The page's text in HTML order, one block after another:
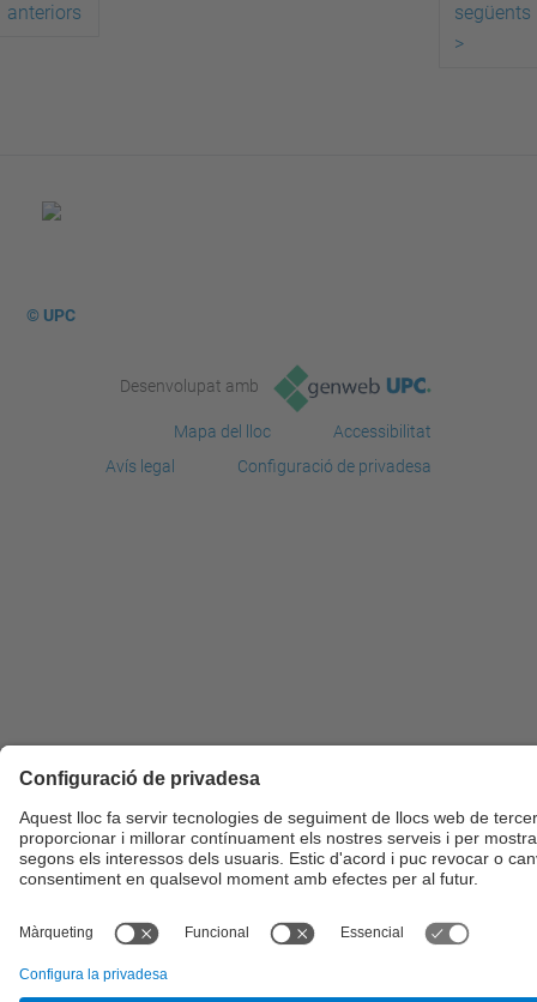
anteriors
següents
>
© UPC
Desenvolupat amb
Mapa del lloc
Accessibilitat
Avís legal
Configuració de privadesa